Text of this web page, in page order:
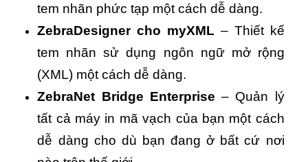
tem nhãn phức tạp một cách dễ dàng.
ZebraDesigner cho myXML – Thiết kế
tem nhãn sử dụng ngôn ngữ mở rộng
(XML) một cách dễ dàng.
ZebraNet Bridge Enterprise– Quản lý
tất cả máy in mã vạch của bạn một cách
dễ dàng cho dù bạn đang ở bất cứ nơi